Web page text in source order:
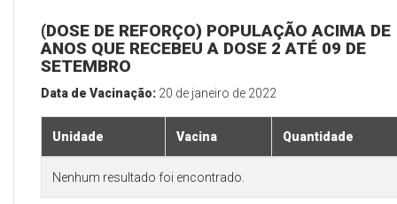
(DOSE DE REFORÇO) POPULAÇÃO ACIMA DE
ANOS QUE RECEBEU A DOSE 2 ATÉ 09 DE
SETEMBRO
Data de Vacinação: 20 de janeiro de 2022
Unidade Vacina Quantidade
Nenhum resultado foi encontrado.